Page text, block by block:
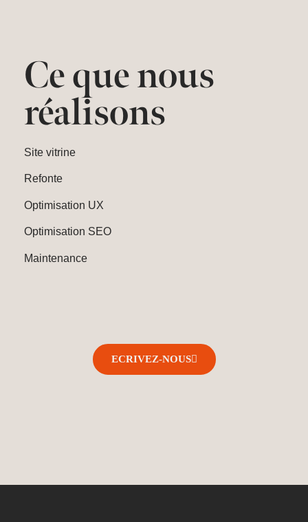
Ce que nous
réalisons
Site vitrine
Refonte
Optimisation UX
Optimisation SEO
Maintenance
ECRIVEZ-NOUS